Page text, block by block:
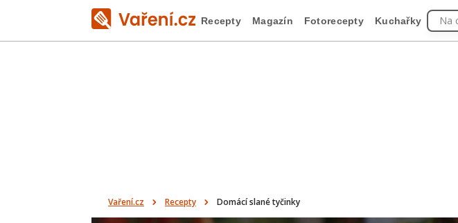
Recepty Magazín Fotorecepty Kuchařky Na
Vaření.cz Recepty Domácí slané tyčinky